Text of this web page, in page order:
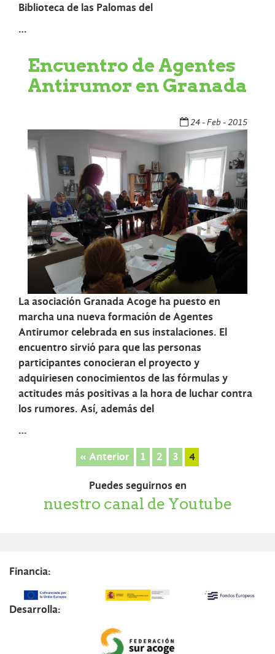
Biblioteca de las Palomas del
…
Encuentro de Agentes
Antirumor en Granada
24 - Feb - 2015
La asociación Granada Acoge ha puesto en
marcha una nueva formación de Agentes
Antirumor celebrada en sus instalaciones. El
encuentro sirvió para que las personas
participantes conocieran el proyecto y
adquiriesen conocimientos de las fórmulas y
actitudes más positivas a la hora de luchar contra
los rumores. Así, además del
…
« Anterior 1 2 3 4
Puedes seguirnos en
nuestro canal de Youtube
Financia:
Desarrolla: